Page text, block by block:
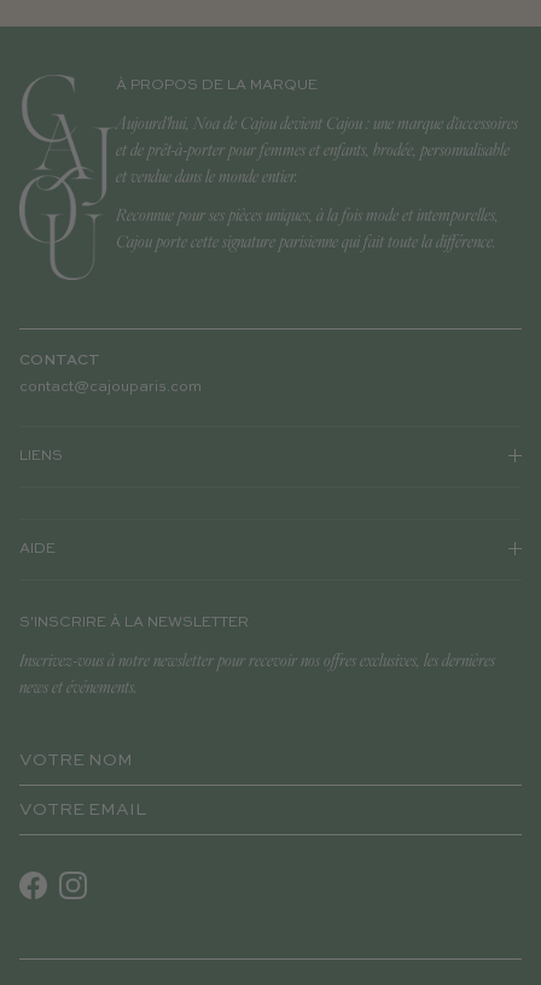
À PROPOS DE LA MARQUE
Aujourd'hui, Noa de Cajou devient Cajou : une marque d'accessoires
et de prêt-à-porter pour femmes et enfants, brodée, personnalisable
et vendue dans le monde entier.
Reconnue pour ses pièces uniques, à la fois mode et intemporelles,
Cajou porte cette signature parisienne qui fait toute la différence.
CONTACT
contact@cajouparis.com
LIENS
AIDE
S'INSCRIRE À LA NEWSLETTER
Inscrivez-vous à notre newsletter pour recevoir nos offres exclusives, les dernières
news et événements.
FacebookInstagram